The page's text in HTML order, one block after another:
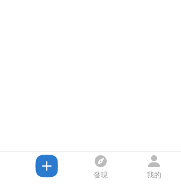
發現 我的